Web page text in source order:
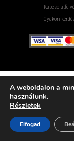
Gyakori
A weboldalon a
használunk.
Részletek
Elfogad